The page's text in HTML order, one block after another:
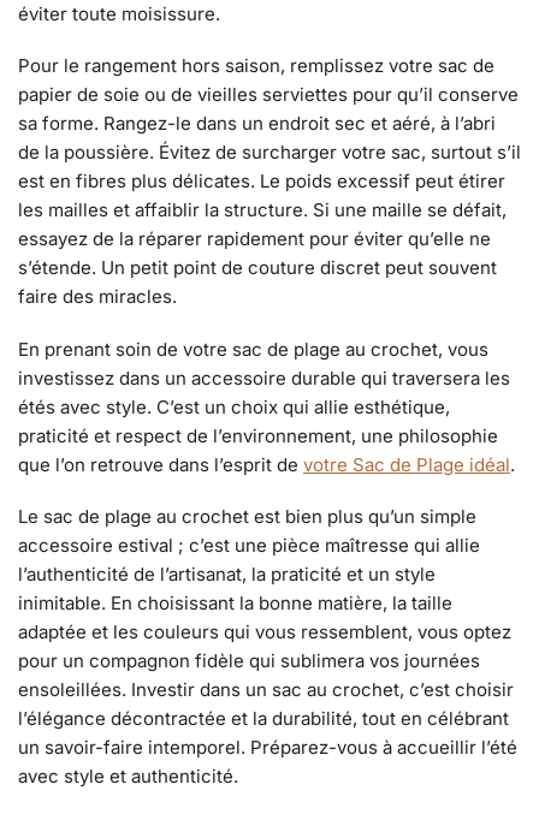
éviter toute moisissure.
Pour le rangement hors saison, remplissez votre sac de
papier de soie ou de vieilles serviettes pour qu’il conserve
sa forme. Rangez-le dans un endroit sec et aéré, à l’abri
de la poussière. Évitez de surcharger votre sac, surtout s’il
est en fibres plus délicates. Le poids excessif peut étirer
les mailles et affaiblir la structure. Si une maille se défait,
essayez de la réparer rapidement pour éviter qu’elle ne
s’étende. Un petit point de couture discret peut souvent
faire des miracles.
En prenant soin de votre sac de plage au crochet, vous
investissez dans un accessoire durable qui traversera les
étés avec style. C’est un choix qui allie esthétique,
praticité et respect de l’environnement, une philosophie
que l’on retrouve dans l’esprit de votre Sac de Plage idéal.
Le sac de plage au crochet est bien plus qu’un simple
accessoire estival ; c’est une pièce maîtresse qui allie
l’authenticité de l’artisanat, la praticité et un style
inimitable. En choisissant la bonne matière, la taille
adaptée et les couleurs qui vous ressemblent, vous optez
pour un compagnon fidèle qui sublimera vos journées
ensoleillées. Investir dans un sac au crochet, c’est choisir
l’élégance décontractée et la durabilité, tout en célébrant
un savoir-faire intemporel. Préparez-vous à accueillir l’été
avec style et authenticité.